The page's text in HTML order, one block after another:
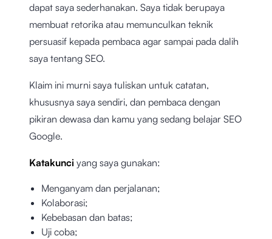
dapat saya sederhanakan. Saya tidak berupaya
membuat retorika atau memunculkan teknik
persuasif kepada pembaca agar sampai pada dalih
saya tentang SEO.
Klaim ini murni saya tuliskan untuk catatan,
khususnya saya sendiri, dan pembaca dengan
pikiran dewasa dan kamu yang sedang belajar SEO
Google.
Katakunci yang saya gunakan:
Menganyam dan perjalanan;
Kolaborasi;
Kebebasan dan batas;
Uji coba;